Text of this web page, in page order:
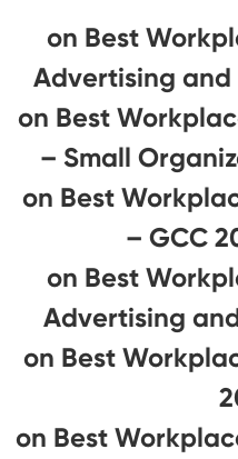
#5 on Best
Advertising and
#39 on Best
– Small
#28 on Best
– GCC
#5 on Best
Advertising
#22 on Best
#24 on Best